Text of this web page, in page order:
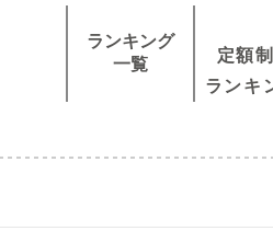
ランキング
一覧
定額
ランキ